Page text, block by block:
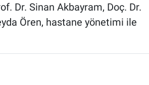
Dr. Sinan Akbayram, Doç. Dr.
Ören, hastane yönetimi ile